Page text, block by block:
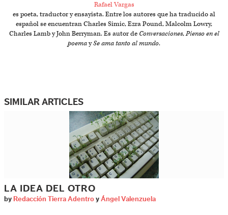
Rafael Vargas
es poeta, traductor y ensayista. Entre los autores que ha traducido al
español se encuentran Charles Simic, Ezra Pound, Malcolm Lowry,
Charles Lamb y John Berryman. Es autor de Conversaciones,Pienso en el
poemaySe ama tanto al mundo.
SIMILAR ARTICLES
LA IDEA DEL OTRO
by Redacción Tierra Adentro y Ángel Valenzuela